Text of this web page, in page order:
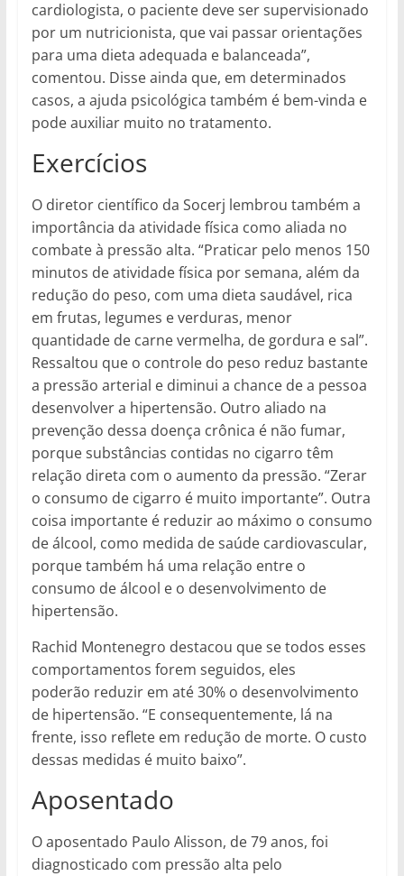
cardiologista, o paciente deve ser supervisionado
por um nutricionista, que vai passar orientações
para uma dieta adequada e balanceada”,
comentou. Disse ainda que, em determinados
casos, a ajuda psicológica também é bem-vinda e
pode auxiliar muito no tratamento.
Exercícios
O diretor científico da Socerj lembrou também a
importância da atividade física como aliada no
combate à pressão alta. “Praticar pelo menos 150
minutos de atividade física por semana, além da
redução do peso, com uma dieta saudável, rica
em frutas, legumes e verduras, menor
quantidade de carne vermelha, de gordura e sal”.
Ressaltou que o controle do peso reduz bastante
a pressão arterial e diminui a chance de a pessoa
desenvolver a hipertensão. Outro aliado na
prevenção dessa doença crônica é não fumar,
porque substâncias contidas no cigarro têm
relação direta com o aumento da pressão. “Zerar
o consumo de cigarro é muito importante”. Outra
coisa importante é reduzir ao máximo o consumo
de álcool, como medida de saúde cardiovascular,
porque também há uma relação entre o
consumo de álcool e o desenvolvimento de
hipertensão.
Rachid Montenegro destacou que se todos esses
comportamentos forem seguidos, eles
poderão reduzir em até 30% o desenvolvimento
de hipertensão. “E consequentemente, lá na
frente, isso reflete em redução de morte. O custo
dessas medidas é muito baixo”.
Aposentado
O aposentado Paulo Alisson, de 79 anos, foi
diagnosticado com pressão alta pelo